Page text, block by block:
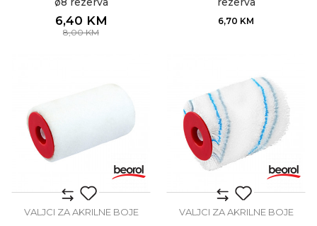
6,40 KM
8,00KM
6,70 KM
VALJCI ZA AKRILNE BOJE VALJCI ZA AKRILNE BOJE